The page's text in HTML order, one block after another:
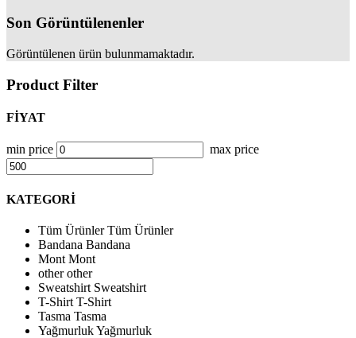
Son Görüntülenenler
Görüntülenen ürün bulunmamaktadır.
Product Filter
FİYAT
min price max price
KATEGORİ
Tüm ÜrünlerTüm Ürünler
Bandana Bandana
Mont Mont
otherother
Sweatshirt Sweatshirt
T-Shirt T-Shirt
Tasma Tasma
YağmurlukYağmurluk